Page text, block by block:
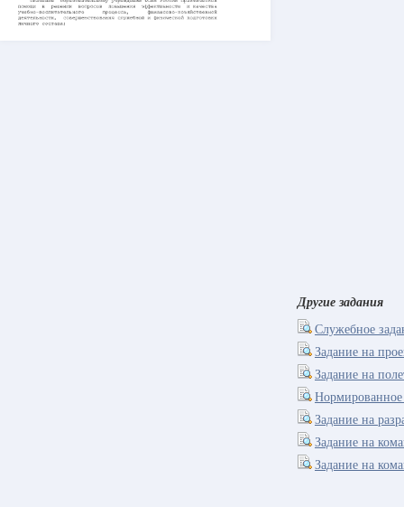
Другие задания
Служебное
Задание на
Задание на
Нормированное
Задание на
Задание на
Задание на